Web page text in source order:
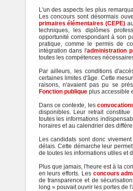
L'un des aspects les plus
Les concours sont désormais
primaires élémentaires (CEPE)
techniques, les diplômes
opportunité correspondant à son
pratique, comme le permis de
intégration dans l'administration
toutes les compétences
Par ailleurs, les conditions
certaines limites d'âge. Cette
raisons, n'avaient pas pu se
Fonction publiqueplus accessible
Dans ce contexte, les
disponibles. Leur retrait
toutes les informations
horaires et au calendrier des
Les candidats sont donc
délais. Cette démarche leur
de toutes les informations utiles et
Plus que jamais, l'heure est à la
en leurs efforts. Les concours
de transparence et de
long » pouvait ouvrir les portes de